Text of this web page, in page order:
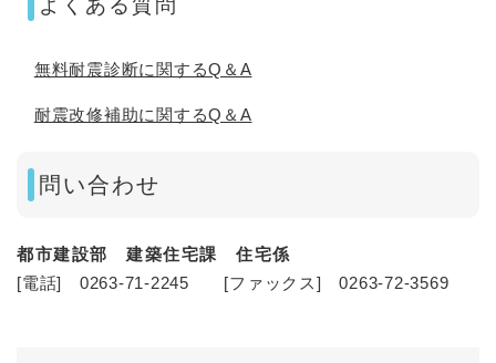
よくある質問
無料耐震診断に関するQ＆A
耐震改修補助に関するQ＆A
問い合わせ
都市建設部 建築住宅課 住宅係
[電話] 0263-71-2245 [ファックス] 0263-72-3569